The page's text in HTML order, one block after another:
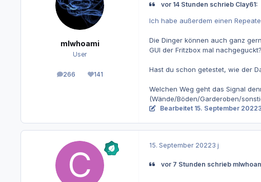
mlwhoami
User
266
Beiträge 141
Reputation
vor 14 Stunden schrieb Clay61:
Ich habe außerdem einen
Die Dinger können auch ganz
GUI der Fritzbox mal nachgeguckt?
Hast du schon getestet, wie der
Welchen Weg geht das Signal
(Wände/Böden/Garderoben/
Bearbeitet 15. September 2022
15. September 20223 j
vor 7 Stunden schrieb